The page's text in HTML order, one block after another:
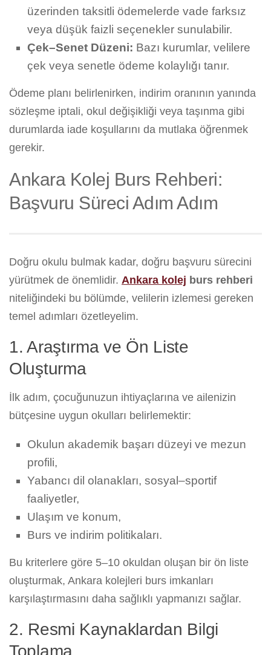
üzerinden taksitli ödemelerde vade farksız
veya düşük faizli seçenekler sunulabilir.
Çek–Senet Düzeni: Bazı kurumlar, velilere
çek veya senetle ödeme kolaylığı tanır.
Ödeme planı belirlenirken, indirim oranının yanında
sözleşme iptali, okul değişikliği veya taşınma gibi
durumlarda iade koşullarını da mutlaka öğrenmek
gerekir.
Ankara Kolej Burs Rehberi:
Başvuru Süreci Adım Adım
Doğru okulu bulmak kadar, doğru başvuru sürecini
yürütmek de önemlidir. Ankara kolej burs rehberi
niteliğindeki bu bölümde, velilerin izlemesi gereken
temel adımları özetleyelim.
1. Araştırma ve Ön Liste
Oluşturma
İlk adım, çocuğunuzun ihtiyaçlarına ve ailenizin
bütçesine uygun okulları belirlemektir:
Okulun akademik başarı düzeyi ve mezun
profili,
Yabancı dil olanakları, sosyal–sportif
faaliyetler,
Ulaşım ve konum,
Burs ve indirim politikaları.
Bu kriterlere göre 5–10 okuldan oluşan bir ön liste
oluşturmak, Ankara kolejleri burs imkanları
karşılaştırmasını daha sağlıklı yapmanızı sağlar.
2. Resmi Kaynaklardan Bilgi
Toplama